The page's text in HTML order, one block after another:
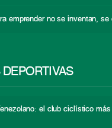
emprender no se inventan, se
el club ciclístico